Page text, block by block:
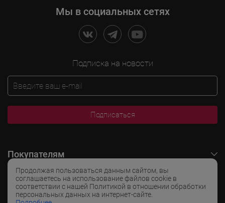
Продолжая пользоваться данным сайтом, вы
соглашаетесь на использование файлов cookie в
соответствии с нашей Политикой в отношении обработки
персональных данных на интернет-сайте.
Мы в социальных сетях
Подписка на новости
Подписаться
Покупателям
O LADOGA Wine